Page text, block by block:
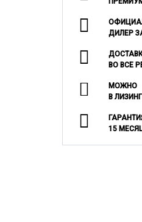
ДИЛЕР
ВО ВСЕ
МОЖНО
В ЛИЗИНГ
15